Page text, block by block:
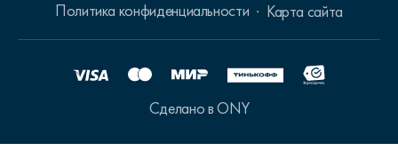
Политика конфиденциальности
Карта сайта
Сделано в ONY